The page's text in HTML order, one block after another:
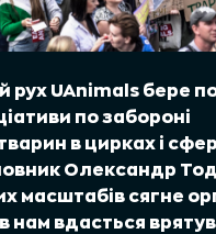
рух UAnimals бере
по забороні
в цирках і
Олександр
масштабів сягне
нам вдасться